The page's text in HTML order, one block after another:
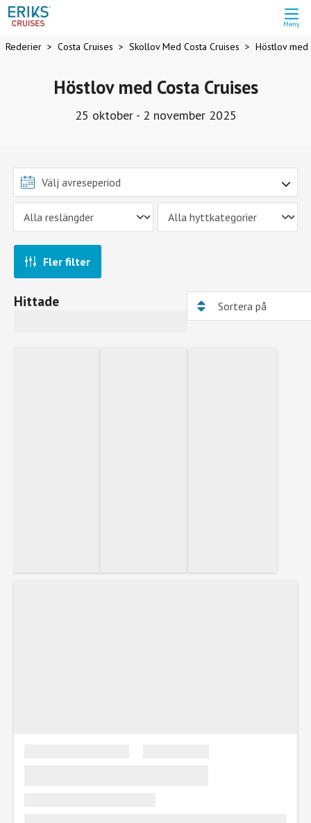
Meny
Rederier Costa Cruises Skollov Med Costa Cruises Höstlov med
Höstlov med Costa Cruises
25 oktober - 2 november 2025
Fler filter
Hittade